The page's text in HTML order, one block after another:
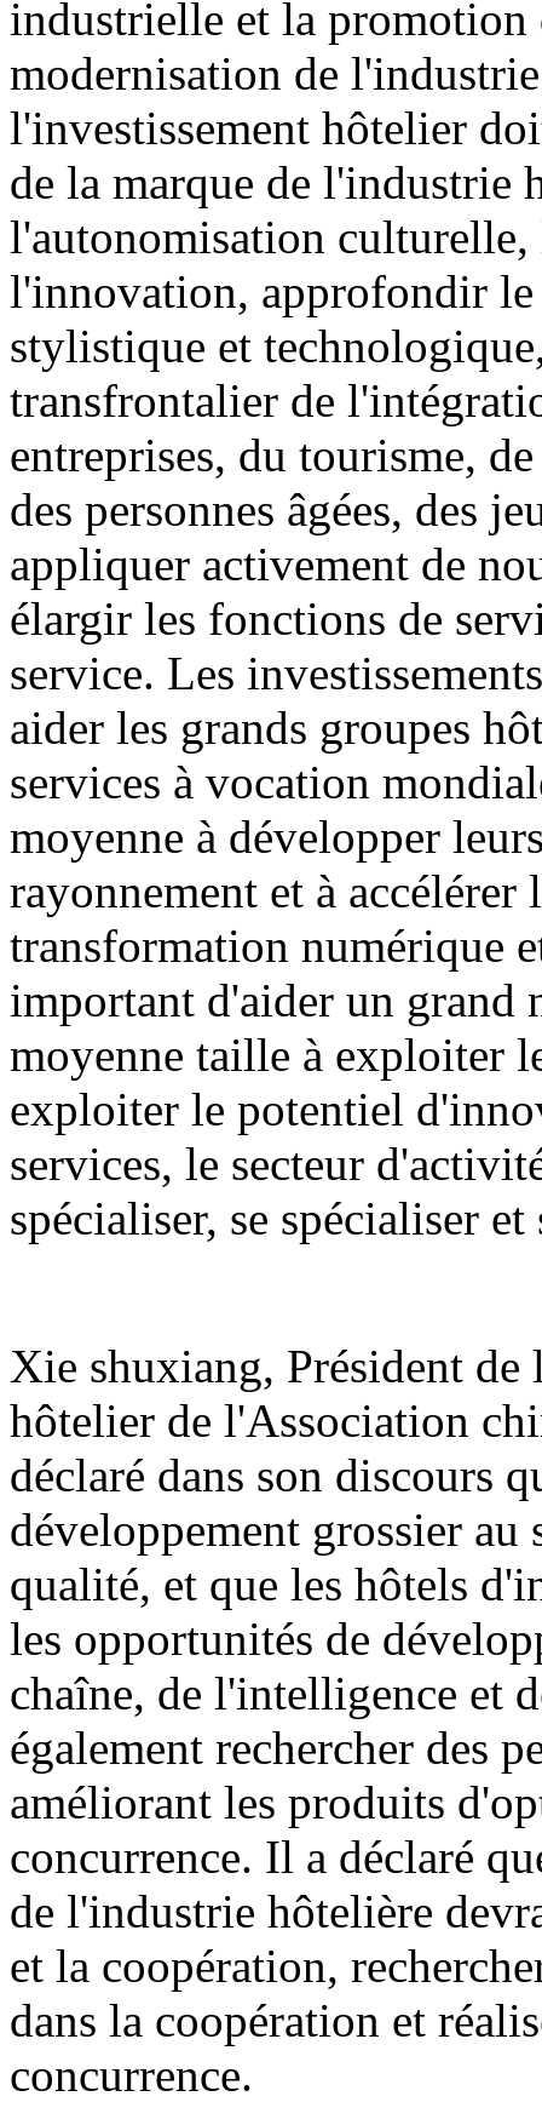
industrielle et la promotion
modernisation de
l'investissement hôtelier
de la marque de l'industrie
l'autonomisation
l'innovation, approfondir
stylistique et
transfrontalier de
entreprises, du tourisme,
des personnes âgées, des
appliquer activement de
élargir les fonctions de
service. Les
aider les grands groupes
services à vocation
moyenne à développer
rayonnement et à accélérer
transformation numérique
important d'aider un grand
moyenne taille à exploiter
exploiter le potentiel
services, le secteur
spécialiser, se spécialiser
Xie shuxiang, Président de
hôtelier de l'Association
déclaré dans son discours
développement grossier au
qualité, et que les hôtels
les opportunités de
chaîne, de l'intelligence et
également rechercher des
améliorant les produits
concurrence. Il a déclaré
de l'industrie hôtelière
et la coopération,
dans la coopération et
concurrence.